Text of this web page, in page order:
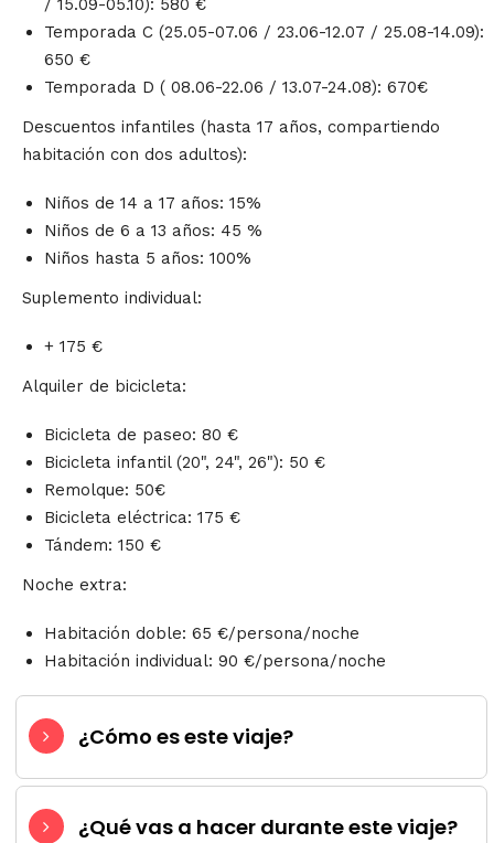
/ 15.09-05.10): 580 €
Temporada C (25.05-07.06 / 23.06-12.07 / 25.08-14.09):
650 €
Temporada D ( 08.06-22.06 / 13.07-24.08): 670€
Descuentos infantiles (hasta 17 años, compartiendo
habitación con dos adultos):
Niños de 14 a 17 años: 15%
Niños de 6 a 13 años: 45 %
Niños hasta 5 años: 100%
Suplemento individual:
+ 175 €
Alquiler de bicicleta:
Bicicleta de paseo: 80 €
Bicicleta infantil (20", 24", 26"): 50 €
Remolque: 50€
Bicicleta eléctrica: 175 €
Tándem: 150 €
Noche extra:
Habitación doble: 65 €/persona/noche
Habitación individual: 90 €/persona/noche
¿Cómo es este viaje?
¿Qué vas a hacer durante este viaje?